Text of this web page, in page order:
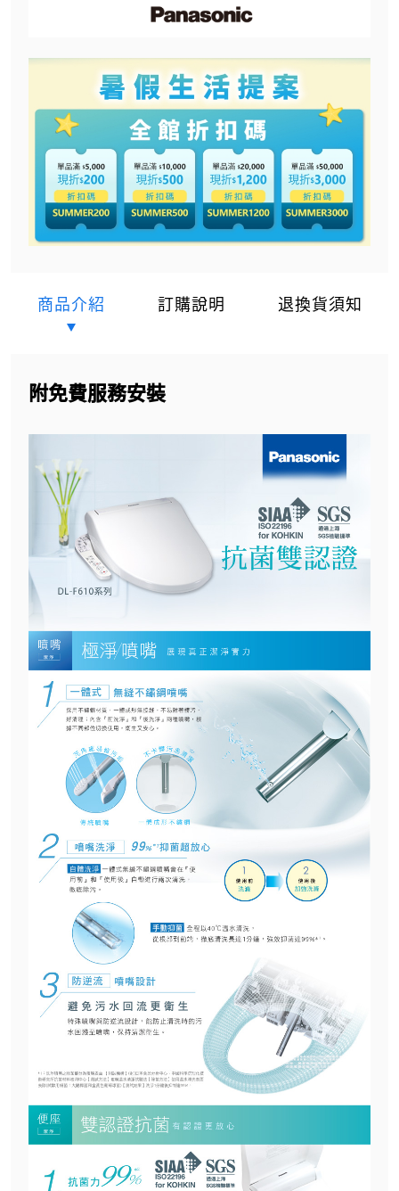
商品介紹 訂購說明 退換貨須知
附免費服務安裝